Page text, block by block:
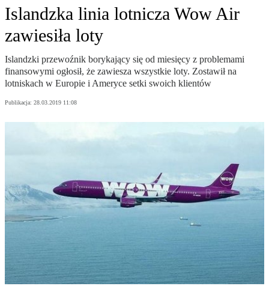
Islandzka linia lotnicza Wow Air
zawiesiła loty
Islandzki przewoźnik borykający się od miesięcy z problemami
finansowymi ogłosił, że zawiesza wszystkie loty. Zostawił na
lotniskach w Europie i Ameryce setki swoich klientów
Publikacja: 28.03.2019 11:08